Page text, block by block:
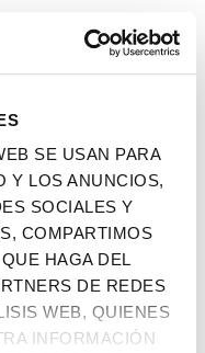
SE USAN PARA
Y LOS ANUNCIOS,
SOCIALES Y
COMPARTIMOS
HAGA DEL
DE REDES
WEB, QUIENES
INFORMACIÓN